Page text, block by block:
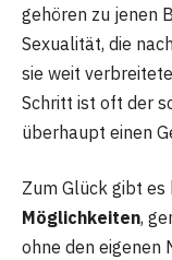
gehören zu jenen
Sexualität, die
sie weit
Schritt ist oft der
überhaupt einen
Zum Glück gibt es
Möglichkeiten,
ohne den eigenen